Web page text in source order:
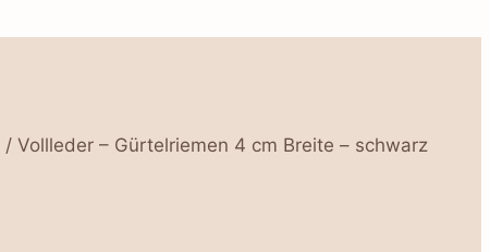
/ Vollleder – Gürtelriemen 4 cm Breite – schwarz